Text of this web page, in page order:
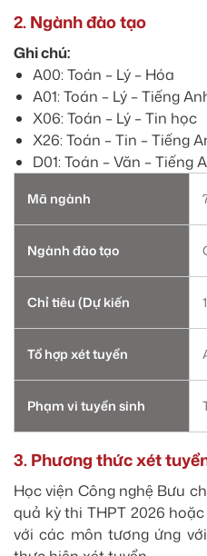
2. Ngành đào tạo
Ghi chú:
A00: Toán – Lý – Hóa
A01: Toán – Lý – Tiếng
X06: Toán – Lý – Tin học
X26: Toán – Tin – Tiếng
D01: Toán – Văn – Tiếng
Mã ngành
Ngành đào tạo
Chỉ tiêu (Dự kiến
Tổ hợp xét tuyển
Phạm vi tuyển sinh
3. Phương thức xét
Học viện Công nghệ Bưu
quả kỳ thi THPT 2026
với các môn tương ứng